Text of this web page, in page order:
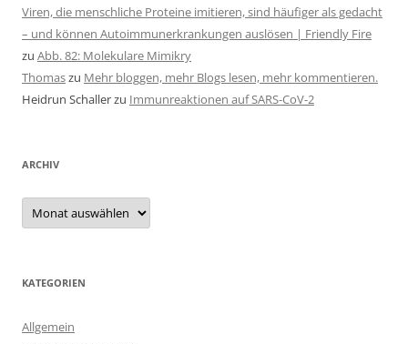
Viren, die menschliche Proteine imitieren, sind häufiger als gedacht
– und können Autoimmunerkrankungen auslösen | Friendly Fire
zu Abb. 82: Molekulare Mimikry
Thomaszu Mehr bloggen, mehr Blogs lesen, mehr kommentieren.
Heidrun Schallerzu Immunreaktionen auf SARS-CoV-2
ARCHIV
Archiv
KATEGORIEN
Allgemein